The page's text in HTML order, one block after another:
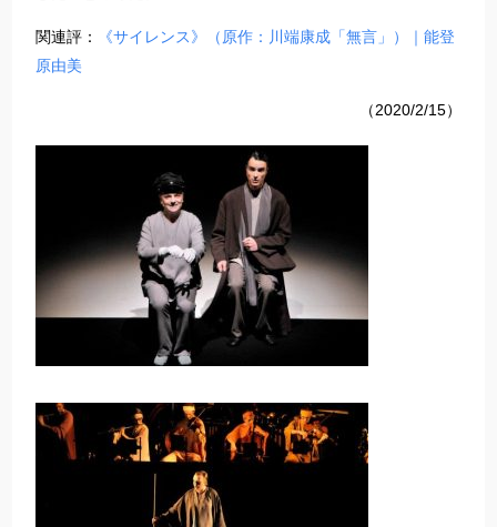
関連評：
《サイレンス》（原作：川端康成「無言」）｜能登
原由美
（2020/2/15）